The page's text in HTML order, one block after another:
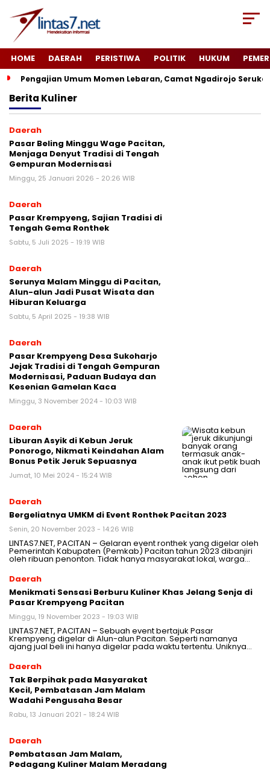
HOME DAERAH PERISTIWA POLITIK HUKUM
Pengajian Umum Momen Lebaran, Camat Ngadirojo
Berita Kuliner
Daerah
Pasar Beling Minggu Wage Pacitan,
Menjaga Denyut Tradisi di Tengah
Gempuran Modernisasi
Minggu, 25 Januari 2026 - 20:26 WIB
Daerah
Pasar Krempyeng, Sajian Tradisi di
Tengah Gema Ronthek
Sabtu, 5 Juli 2025 - 19:19 WIB
Daerah
Serunya Malam Minggu di Pacitan,
Alun-alun Jadi Pusat Wisata dan
Hiburan Keluarga
Sabtu, 5 April 2025 - 19:38 WIB
Daerah
Pasar Krempyeng Desa Sukoharjo
Jejak Tradisi di Tengah Gempuran
Modernisasi, Paduan Budaya dan
Kesenian Gamelan Kaca
Minggu, 3 November 2024 - 10:03 WIB
Daerah
Liburan Asyik di Kebun Jeruk
Ponorogo, Nikmati Keindahan Alam
Bonus Petik Jeruk Sepuasnya
Jumat, 10 Mei 2024 - 15:24 WIB
Daerah
Bergeliatnya UMKM di Event Ronthek Pacitan 2023
Senin, 20 November 2023 - 14:26 WIB
LINTAS7.NET, PACITAN – Gelaran event ronthek yang digelar oleh
Pemerintah Kabupaten (Pemkab) Pacitan⁩ tahun 2023 dibanjiri
oleh ribuan penonton. Tidak hanya masyarakat lokal, warga…
Daerah
Menikmati Sensasi Berburu Kuliner Khas Jelang Senja di
Pasar Krempyeng Pacitan
Minggu, 19 November 2023 - 19:03 WIB
LINTAS7.NET, PACITAN – Sebuah event bertajuk Pasar
Krempyeng digelar di Alun-alun Pacitan. Seperti namanya
ajang jual beli ini hanya digelar pada waktu tertentu. Uniknya…
Daerah
Tak Berpihak pada Masyarakat
Kecil, Pembatasan Jam Malam
Wadahi Pengusaha Besar
Rabu, 13 Januari 2021 - 18:24 WIB
Daerah
Pembatasan Jam Malam,
Pedagang Kuliner Malam Meradang